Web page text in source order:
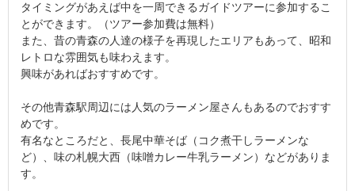
タイミングがあえば中を一周できるガイドツアーに参加するこ
とができます。（ツアー参加費は無料）
また、昔の青森の人達の様子を再現したエリアもあって、昭和
レトロな雰囲気も味わえます。
興味があればおすすめです。
その他青森駅周辺には人気のラーメン屋さんもあるのでおすす
めです。
有名なところだと、長尾中華そば（コク煮干しラーメンな
ど）、味の札幌大西（味噌カレー牛乳ラーメン）などがありま
す。